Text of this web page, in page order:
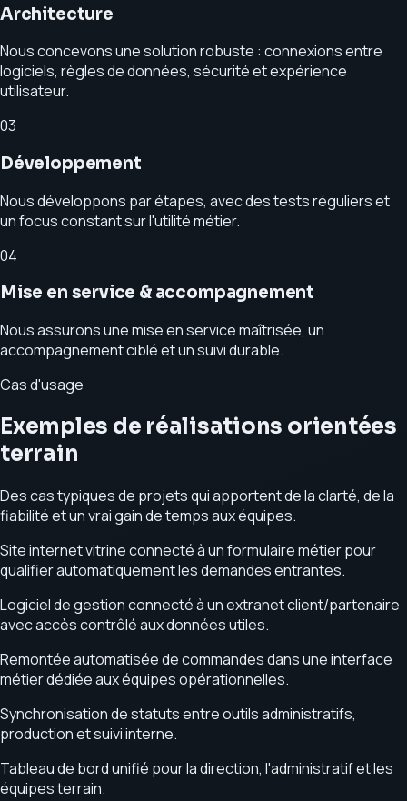
Architecture
Nous concevons une solution robuste : connexions entre
logiciels, règles de données, sécurité et expérience
utilisateur.
03
Développement
Nous développons par étapes, avec des tests réguliers et
un focus constant sur l'utilité métier.
04
Mise en service & accompagnement
Nous assurons une mise en service maîtrisée, un
accompagnement ciblé et un suivi durable.
Cas d'usage
Exemples de réalisations orientées
terrain
Des cas typiques de projets qui apportent de la clarté, de la
fiabilité et un vrai gain de temps aux équipes.
Site internet vitrine connecté à un formulaire métier pour
qualifier automatiquement les demandes entrantes.
Logiciel de gestion connecté à un extranet client/partenaire
avec accès contrôlé aux données utiles.
Remontée automatisée de commandes dans une interface
métier dédiée aux équipes opérationnelles.
Synchronisation de statuts entre outils administratifs,
production et suivi interne.
Tableau de bord unifié pour la direction, l'administratif et les
équipes terrain.